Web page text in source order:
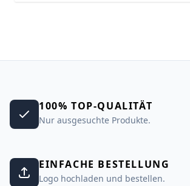
100% TOP-QUALITÄT
Nur ausgesuchte Produkte.
EINFACHE BESTELLUNG
Logo hochladen und bestellen.